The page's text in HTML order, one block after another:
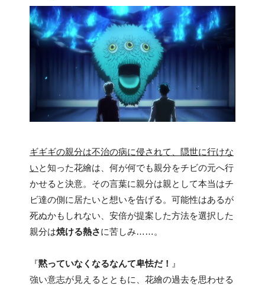
ギギギの親分は不治の病に侵されて、隠世に行けな
いと知った花繪は、何が何でも親分をチビの元へ行
かせると決意。その言葉に親分は親として本当はチ
ビ達の側に居たいと想いを告げる。可能性はあるが
死ぬかもしれない、安倍が提案した方法を選択した
親分は焼ける熱さに苦しみ……。
『黙っていなくなるなんて卑怯だ！ 』
強い意志が見えるとともに、花繪の過去を思わせる